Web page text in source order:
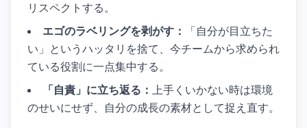
リスペクトする。
エゴのラベリングを剥がす：
「自分が目立ちた
い」というハッタリを捨て、今チームから求められ
ている役割に一点集中する。
「自責」に立ち返る： 上手くいかない時は環境
のせいにせず、自分の成長の素材として捉え直す。